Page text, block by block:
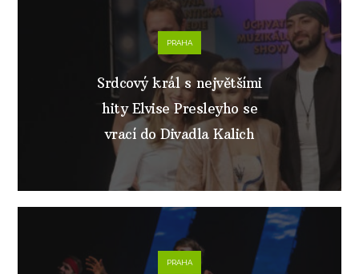
PRAHA
Srdcový král s největšími
hity Elvise Presleyho se
vrací do Divadla Kalich
PRAHA